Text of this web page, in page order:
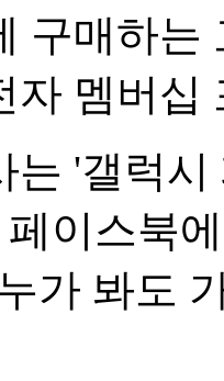
구매하는
자 멤버십
는 '갤럭
이스북
가 봐도